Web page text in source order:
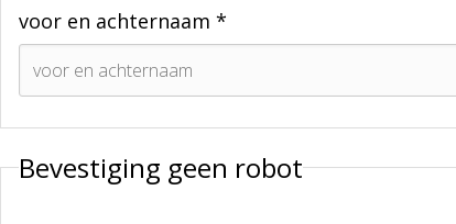
voor en achternaam *
Bevestiging geen robot